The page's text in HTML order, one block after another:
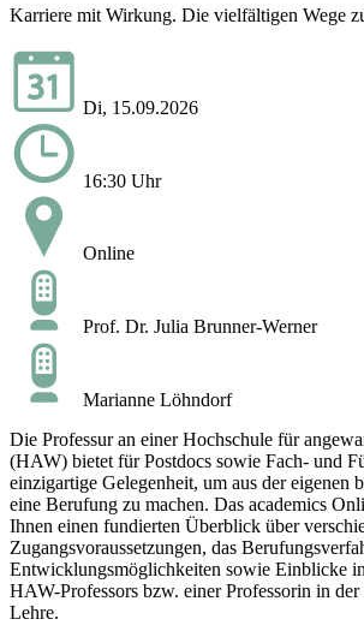
Karriere mit Wirkung. Die vielfältigen Wege
Di, 15.09.2026
16:30 Uhr
Online
Prof. Dr. Julia Brunner-Werner
Marianne Löhndorf
Die Professur an einer Hochschule für
(HAW) bietet für Postdocs sowie Fach- und
einzigartige Gelegenheit, um aus der eigenen
eine Berufung zu machen. Das academics
Ihnen einen fundierten Überblick über
Zugangsvoraussetzungen, das
Entwicklungsmöglichkeiten sowie Einblicke
HAW-Professors bzw. einer Professorin in
Lehre.